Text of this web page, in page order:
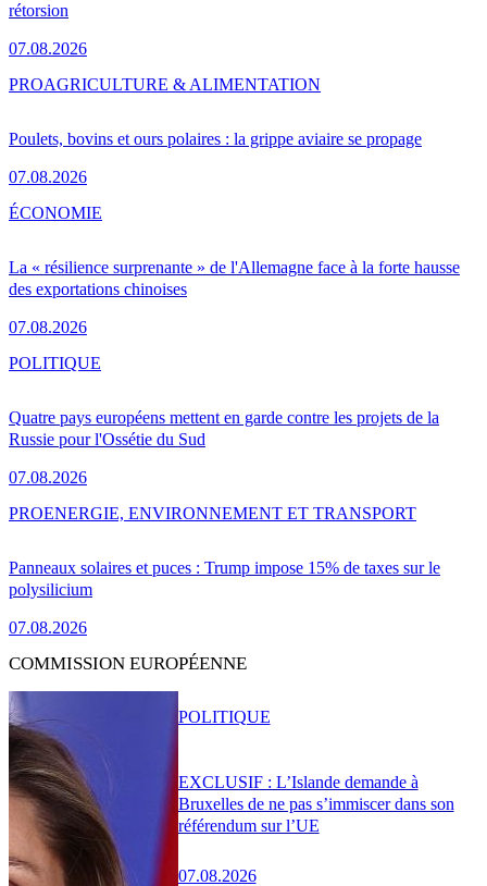
rétorsion
07.08.2026
Poulets, bovins et ours polaires : la grippe aviaire se propage
07.08.2026
PROAGRICULTURE & ALIMENTATION
La « résilience surprenante » de l'Allemagne face à la forte hausse
des exportations chinoises
07.08.2026
ÉCONOMIE
Quatre pays européens mettent en garde contre les projets de la
Russie pour l'Ossétie du Sud
07.08.2026
POLITIQUE
Panneaux solaires et puces : Trump impose 15% de taxes sur le
polysilicium
07.08.2026
PROENERGIE, ENVIRONNEMENT ET TRANSPORT
COMMISSION EUROPÉENNE
EXCLUSIF : L’Islande demande à
Bruxelles de ne pas s’immiscer dans son
référendum sur l’UE
07.08.2026
POLITIQUE